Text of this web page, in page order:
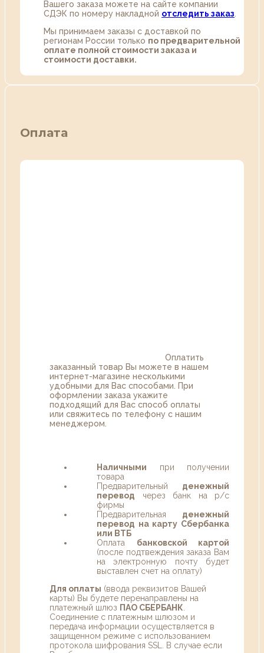
Вашего заказа можете на сайте компании
СДЭК по номеру накладной отследить заказ
Мы принимаем заказы с доставкой по
регионам России только по предварительной
оплате полной стоимости заказа и
стоимости доставки.
Оплата
Оплатить
заказанный товар Вы можете в нашем
интернет-магазине несколькими
удобными для Вас способами. При
оформлении заказа укажите
подходящий для Вас способ оплаты
или свяжитесь по телефону с нашим
менеджером.
Наличными при получении
товара
Предварительный денежный
перевод через банк на р/с
фирмы
Предварительная денежный
перевод на карту Сбербанка
или ВТБ
Оплата банковской картой
(после подтвеждения заказа Вам
на электронную почту будет
выставлен счет на оплату)
Для оплаты (ввода реквизитов Вашей
карты) Вы будете перенаправлены на
платежный шлюз ПАО СБЕРБАНК
Соединение с платежным шлюзом и
передача информации осуществляется в
защищенном режиме с использованием
протокола шифрования SSL. В случае если